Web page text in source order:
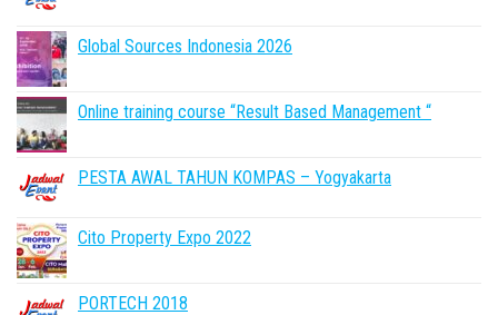
Global Sources Indonesia 2026
Online training course “Result Based Management “
PESTA AWAL TAHUN KOMPAS – Yogyakarta
Cito Property Expo 2022
PORTECH 2018